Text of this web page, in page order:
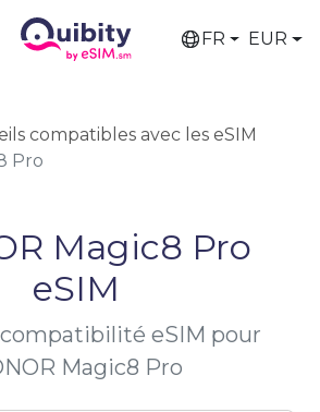
FR EUR
compatibles avec les eSIM
Pro
Magic8 Pro
eSIM
eSIM pour
Magic8 Pro